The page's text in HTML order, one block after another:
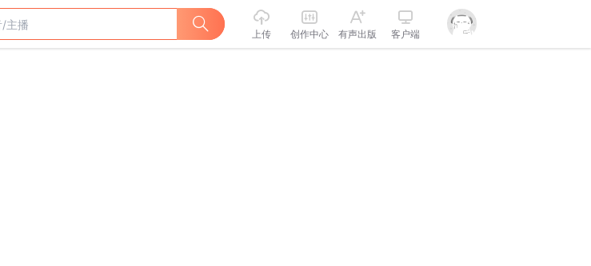
上传 创作中心 有声出版 客户端